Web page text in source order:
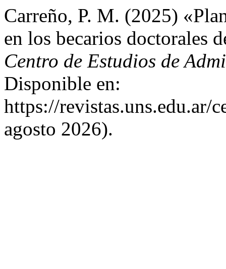
Carreño, P. M. (2025)
en los becarios doctorales
Centro de Estudios de
Disponible en:
https://revistas.uns.edu.ar/
agosto 2026).